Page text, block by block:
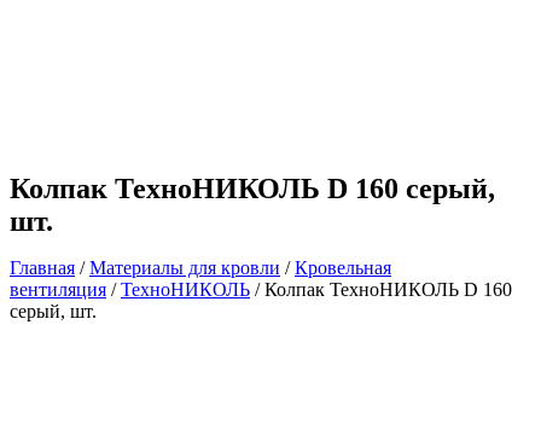
Колпак ТехноНИКОЛЬ D 160 серый,
шт.
Главная /Материалы для кровли /Кровельная
вентиляция /ТехноНИКОЛЬ / Колпак ТехноНИКОЛЬ D 160
серый, шт.